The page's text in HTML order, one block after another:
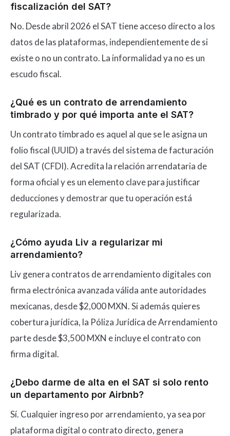
fiscalización del SAT?
No. Desde abril 2026 el SAT tiene acceso directo a los
datos de las plataformas, independientemente de si
existe o no un contrato. La informalidad ya no es un
escudo fiscal.
¿Qué es un contrato de arrendamiento
timbrado y por qué importa ante el SAT?
Un contrato timbrado es aquel al que se le asigna un
folio fiscal (UUID) a través del sistema de facturación
del SAT (CFDI). Acredita la relación arrendataria de
forma oficial y es un elemento clave para justificar
deducciones y demostrar que tu operación está
regularizada.
¿Cómo ayuda Liv a regularizar mi
arrendamiento?
Liv genera contratos de arrendamiento digitales con
firma electrónica avanzada válida ante autoridades
mexicanas, desde $2,000 MXN. Si además quieres
cobertura jurídica, la Póliza Jurídica de Arrendamiento
parte desde $3,500 MXN e incluye el contrato con
firma digital.
¿Debo darme de alta en el SAT si solo rento
un departamento por Airbnb?
Sí. Cualquier ingreso por arrendamiento, ya sea por
plataforma digital o contrato directo, genera